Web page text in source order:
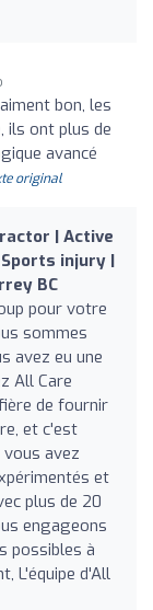
bon, les
ils ont plus de
avancé
original
| Active
injury |
BC
pour votre
sommes
avez eu une
All Care
de fournir
et c'est
avez
et
plus de 20
engageons
possibles à
L'équipe d'All